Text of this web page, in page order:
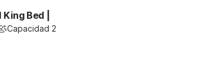
King Bed |
Capacidad 2